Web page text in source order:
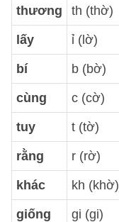
thương th (thờ)
lấy ỉ (lờ)
bí b (bờ)
cùng c (cờ)
tuy t (tờ)
rằng r (rờ)
khác kh (khờ)
giống gi (gi)